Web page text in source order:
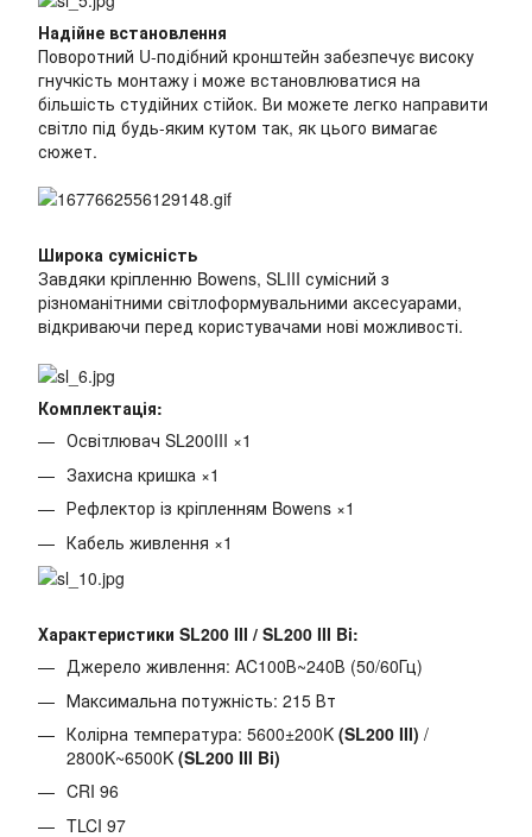
Надійне встановлення
Поворотний U-подібний кронштейн забезпечує високу
гнучкість монтажу і може встановлюватися на
більшість студійних стійок. Ви можете легко направити
світло під будь-яким кутом так, як цього вимагає
сюжет.
Широка сумісність
Завдяки кріпленню Bowens, SLIII сумісний з
різноманітними світлоформувальними аксесуарами,
відкриваючи перед користувачами нові можливості.
Комплектація:
Освітлювач SL200III ×1
Захисна кришка ×1
Рефлектор із кріпленням Bowens ×1
Кабель живлення ×1
Характеристики SL200 III / SL200 III Bi:
Джерело живлення: AC100В~240В (50/60Гц)
Максимальна потужність: 215 Вт
Колірна температура: 5600±200K (SL200 III) /
2800K~6500K (SL200 III Bi)
CRI 96
TLCI 97